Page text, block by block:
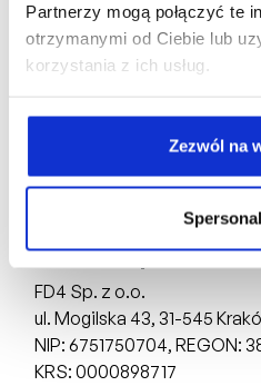
Partnerzy mogą połączyć te
otrzymanymi od Ciebie lub
korzystania z ich usług.
Zezwól na
Biuro
ul. Mogilska 43,31-545
Deweloper:
FD4 Sp. z o.o.
ul. Mogilska 43, 31-545
NIP: 6751750704, REGON:
KRS: 0000898717